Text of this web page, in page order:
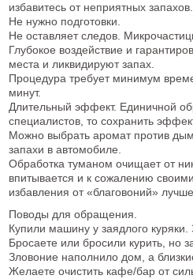
избавитесь от неприятных запахов.
Не нужно подготовки.
Не оставляет следов.
Глубокое воздействие и
места и ликвидируют запах.
Процедура требует минимум
минут.
Длительный эффект. Единичной
специалистов, то сохранить
Можно выбрать аромат против
запахи в автомобиле.
Обработка туманом очищает от
впитывается и к сожалению
избавления от «благовоний»
Поводы для обращения.
Купили машину у заядлого
Бросаете или бросили курить, но
Зловоние наполнило дом, а
Желаете очистить кафе/бар от